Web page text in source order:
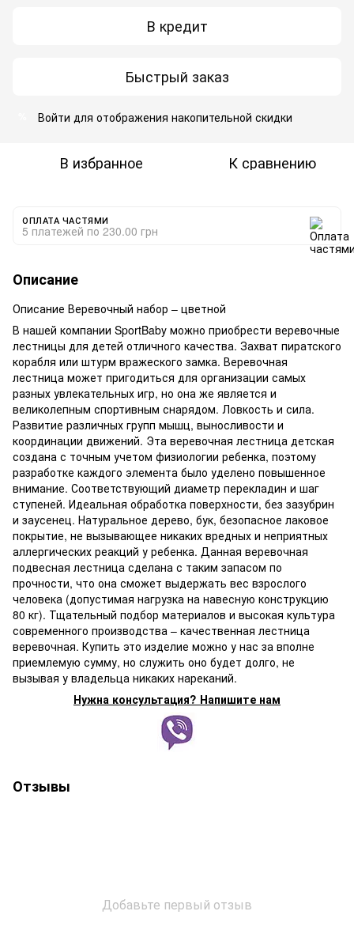
В кредит
Быстрый заказ
Войти для отображения накопительной скидки
В избранное К сравнению
ОПЛАТА ЧАСТЯМИ
5 платежей по 230.00 грн
Описание
Описание Веревочный набор – цветной
В нашей компании SportBaby можно приобрести веревочные
лестницы для детей отличного качества. Захват пиратского
корабля или штурм вражеского замка. Веревочная
лестница может пригодиться для организации самых
разных увлекательных игр, но она же является и
великолепным спортивным снарядом. Ловкость и сила.
Развитие различных групп мышц, выносливости и
координации движений. Эта веревочная лестница детская
создана с точным учетом физиологии ребенка, поэтому
разработке каждого элемента было уделено повышенное
внимание. Соответствующий диаметр перекладин и шаг
ступеней. Идеальная обработка поверхности, без зазубрин
и заусенец. Натуральное дерево, бук, безопасное лаковое
покрытие, не вызывающее никаких вредных и неприятных
аллергических реакций у ребенка. Данная веревочная
подвесная лестница сделана с таким запасом по
прочности, что она сможет выдержать вес взрослого
человека (допустимая нагрузка на навесную конструкцию
80 кг). Тщательный подбор материалов и высокая культура
современного производства – качественная лестница
веревочная. Купить это изделие можно у нас за вполне
приемлемую сумму, но служить оно будет долго, не
вызывая у владельца никаких нареканий.
Нужна консультация? Напишите нам
Отзывы
Добавьте первый отзыв